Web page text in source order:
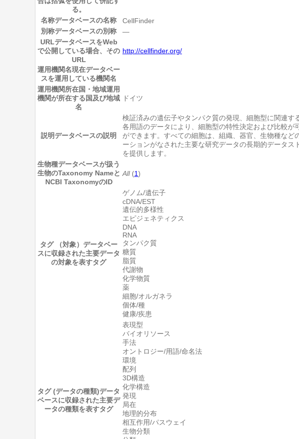
る。
名称データベースの名称
CellFinder
別称データベースの別称
―
URLデータベースをWeb
で公開している場合、その
URL
http://cellfinder.org/
運用機関名現在データベー
スを運用している機関名
運用機関所在国・地域運用
機関が所在する国及び地域
名
ドイツ
説明データベースの説明
検証済みの遺伝子やタンパク質の発現、細胞型に関連
各用語のデータにより、細胞型の特性決定および比較
ができます。すべての細胞は、組織、器官、生物種な
ーションがなされた主要な研究データの長期的データ
を提供します。
生物種データベースが扱う
生物のTaxonomy Nameと
NCBI TaxonomyのID
All(1)
タグ （対象） データベー
スに収録された主要データ
の対象を表すタグ
ゲノム/遺伝子
cDNA/EST
遺伝的多様性
エピジェネティクス
DNA
RNA
タンパク質
糖質
脂質
代謝物
化学物質
薬
細胞/オルガネラ
個体/種
健康/疾患
タグ (データの種類)データ
ベースに収録された主要デ
ータの種類を表すタグ
表現型
バイオリソース
手法
オントロジー/用語/命名法
環境
配列
3D構造
化学構造
発現
局在
地理的分布
相互作用/パスウェイ
生物分類